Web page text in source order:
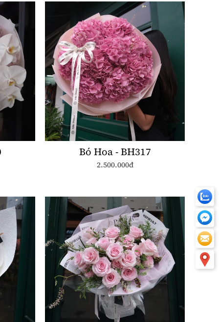
Bó Hoa - BH317
2.500.000đ